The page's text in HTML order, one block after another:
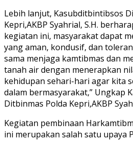
Lebih lanjut, Kasubditbintibsos
Kepri,AKBP Syahrial, S.H.
kegiatan ini, masyarakat dapat
yang aman, kondusif, dan
sama menjaga kamtibmas dan
tanah air dengan menerapkan
kehidupan sehari-hari agar kita
dalam bermasyarakat,” Ungkap
Ditbinmas Polda Kepri,AKBP
Kegiatan pembinaan
ini merupakan salah satu upaya